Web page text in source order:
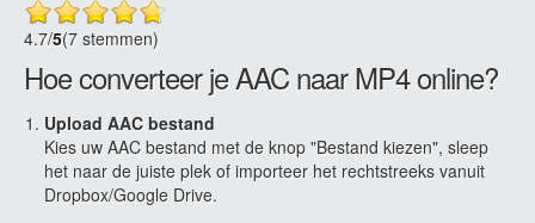
4.7/5(7 stemmen)
Hoe converteer je AAC naar MP4 online?
Upload AAC bestand
Kies uw AAC bestand met de knop "Bestand kiezen", sleep
het naar de juiste plek of importeer het rechtstreeks vanuit
Dropbox/Google Drive.